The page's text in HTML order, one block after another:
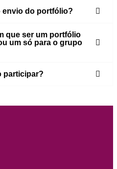
envio do portfólio?
que ser um portfólio
um só para o grupo
participar?